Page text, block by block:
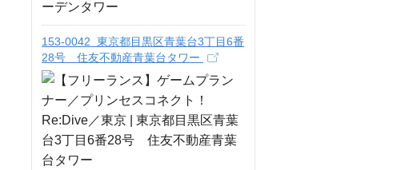
153-0042 東京都目黒区青葉台3丁目6番
28号 住友不動産青葉台タワー